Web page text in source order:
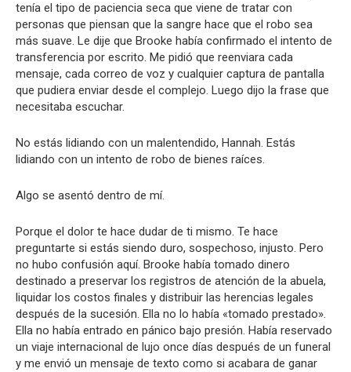
tenía el tipo de paciencia seca que viene de tratar con
personas que piensan que la sangre hace que el robo sea
más suave. Le dije que Brooke había confirmado el intento de
transferencia por escrito. Me pidió que reenviara cada
mensaje, cada correo de voz y cualquier captura de pantalla
que pudiera enviar desde el complejo. Luego dijo la frase que
necesitaba escuchar.
No estás lidiando con un malentendido, Hannah. Estás
lidiando con un intento de robo de bienes raíces.
Algo se asentó dentro de mí.
Porque el dolor te hace dudar de ti mismo. Te hace
preguntarte si estás siendo duro, sospechoso, injusto. Pero
no hubo confusión aquí. Brooke había tomado dinero
destinado a preservar los registros de atención de la abuela,
liquidar los costos finales y distribuir las herencias legales
después de la sucesión. Ella no lo había «tomado prestado».
Ella no había entrado en pánico bajo presión. Había reservado
un viaje internacional de lujo once días después de un funeral
y me envió un mensaje de texto como si acabara de ganar